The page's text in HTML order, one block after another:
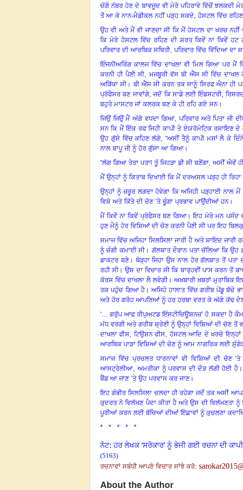
ਚੰਗੇ ਨੰਬਰ ਹੋਣ ਦੇ ਬਾਵਜੂਦ ਵੀ ਮੇਰੇ ਪਹਿਰਾਵੇ ਵਿੱਚੋਂ ਝਲਕਦੀ
ਤੋਂ ਆ ਕੇ ਨਾਨ-ਮੈਡੀਕਲ ਨਹੀਂ ਪੜ੍ਹ ਸਕਦੇ ਹੋਸਟਲ ਵਿੱਚ
ਉਹ ਵੀ ਅਤੇ ਮੈਂ ਵੀ ਜਾਣਦਾ ਸੀ ਕਿ ਮੈਂ ਹੋਸਟਲ ਦਾ ਖਰਚ ਨਹੀਂ
ਕਿ ਮੇਰੇ ਹੋਸਟਲ ਵਿੱਚ ਰਹਿਣ ਦੀ ਸ਼ਰਤ ਕਿਵੇਂ ਨਾ ਕਿਵੇਂ ਹਟ
ਪਰਿਵਾਰ ਦੀ ਆਰਥਿਕ ਸਥਿਤੀ, ਪਰਿਵਾਰ ਵਿੱਚ ਵਿੱਦਿਆ ਦਾ
ਇੰਜਨੀਅਰਿੰਗ ਕਾਲਜ ਵਿੱਚ ਦਾਖਲਾ ਵੀ ਮਿਲ ਗਿਆ ਪਰ
ਕਰਨੀ ਹੀ ਪੈਣੀ ਸੀ, ਮਜਬੂਰੀ ਵੱਸ ਬੀ ਐੱਸ ਸੀ ਵਿੱਚ
ਅੜਿੱਕਾ ਸੀ। ਬੀ ਐੱਸ ਸੀ ਕਰਨ ਤਕ ਸਾਨੂੰ ਸਿਰਫ ਐਨਾ ਹੀ
ਪ੍ਰੋਫੈਸਰ ਬਣ ਜਾਵਾਂਗੇ, ਜਦੋਂ ਕਿ ਸਾਡੇ ਲਈ ਇੰਡਸਟਰੀ,
ਬਹੁਤੇ ਮਾਸਟਰ ਜਾਂ ਕਲਰਕ ਬਣ ਕੇ ਹੀ ਰਹਿ ਗਏ ਸਨ।
ਜਿਉਂ ਜਿਉਂ ਮੈਂ ਅੱਗੇ ਵਧਦਾ ਗਿਆ, ਪਰਿਵਾਰ ਅਤੇ ਪਿਤਾ ਜੀ
ਸਨ ਕਿ ਮੈਂ ਇੱਕ ਰਫ ਜਿਹੀ ਕਾਪੀ ਤੇ ਏਯਰੋਮੇਟਿਕ ਰਸਾਇਣ
ਉਹ ਗੁੱਸੇ ਵਿੱਚ ਕਹਿਣ ਲੱਗੇ, “ਅਸੀਂ ਤੈਨੂੰ ਕਾਪੀ ਮਸਾਂ ਲੈ ਕੇ
ਨਾਲ ਬਾਪੂ ਜੀ ਨੂੰ ਹੋਰ ਗੁੱਸਾ ਆ ਗਿਆ।
“ਲੱਗ ਗਿਆ ਤੇਰਾ ਪਤਾ! ਤੂੰ ਜਿਹੜਾ ਡੀ ਸੀ ਬਣੇਂਗਾ ਅਸੀਂ ਐਵੇਂ
ਮੈਂ ਉਨ੍ਹਾਂ ਨੂੰ ਕਿਤਾਬ ਦਿਖਾਈ ਕਿ ਮੈਂ ਦਰਅਸਲ ਪੜ੍ਹ ਹੀ ਰਿਹਾ
ਉਨ੍ਹਾਂ ਨੂੰ ਜ਼ਰੂਰ ਲਗਦਾ ਹੋਵੇਗਾ ਕਿ ਅਜਿਹੀ ਪੜ੍ਹਾਈ ਨਾਲ
ਵਿਸ਼ੇ ਅਤੇ ਕਿੱਤੇ ਦੀ ਚੋਣ ’ਤੇ ਢੂੰਗਾ ਪ੍ਰਭਾਵ ਪਾਉਂਦੀਆਂ ਹਨ।
ਮੈਂ ਕਿਵੇਂ ਨਾ ਕਿਵੇਂ ਪ੍ਰੋਫੈਸਰ ਬਣ ਗਿਆ।ਇਹ ਮੇਰੇ ਮਨ ਪਸੰਦ
ਹੁਣ ਮੈਨੂੰ ਹੋਰ ਵਿਸ਼ਿਆਂ ਦੀ ਚੋਣ ਕਰਨੀ ਪੈਣੀ ਸੀ ਪਰ ਇਹ
ਸਮਾਜ ਵਿੱਚ ਅਜਿਹਾ ਸਿਲਸਿਲਾ ਜਾਰੀ ਹੈ ਅਤੇ ਸ਼ਾਇਦ ਜਾਰੀ
ਨੂੰ ਚੰਗੀ ਕਮਾਈ ਸੀ। ਗੱਲਬਾਤ ਦੌਰਾਨ ਪਤਾ ਚੱਲਿਆ ਕਿ ਉਹ
ਡਾਕਟਰ ਬਣੇ। ਥੋੜ੍ਹਾ ਜਿਹਾ ਉਸ ਨਾਲ ਹੋਰ ਗੱਲਬਾਤ ਤੋਂ
ਰਹੀ ਸੀ।ਉਸ ਦਾ ਵਿਚਾਰ ਸੀ ਕਿ ਬਾਰ੍ਹਵੀਂ ਪਾਸ ਕਰਨ ਤੋਂ
ਕੋਰਸ ਵਿੱਚ ਦਾਖਲਾ ਲੈ ਲਵੇਗੀ।ਅਖ਼ਬਾਰੀ ਖ਼ਬਰਾਂ ਮੁਤਾਬਿਕ
ਤਕ ਪਹੁੰਚ ਗਿਆ ਹੈ। ਅਜਿਹੇ ਹਾਲਾਤ ਵਿੱਚ ਗਰੀਬ ਪੇਂਡੂ ਬੱਚੇ
ਅਤੇ ਹੋਰ ਗਰੋਹ ਆਪਣਿਆਂ ਨੂੰ ਹਰ ਹਰਬਾ ਵਰਤ ਕੇ ਅੱਗੇ ਕੱਢ
‘... ਗਰੁੱਪ ਆਫ ਰੀਪੁਅਟਡ ਇੰਸਟੀਚਿਊਸ਼ਨਜ਼’ ਹੋ ਸਕਦਾ ਹੈ
ਮੱਧ ਵਰਗੀ ਅਤੇ ਗਰੀਬ ਸ਼੍ਰੇਣੀ ਨੂੰ ਉਨ੍ਹਾਂ ਵਿਸ਼ਿਆਂ ਦੀ ਚੋਣ ਤੋਂ
ਦਾਖਲਾ ਫੀਸ ਟਿਉਸ਼ਨ ਫੀਸ ਹੋਸਟਲ ਆਦਿ ਦੇ ਖਰਚੇ ਇਨ੍ਹਾਂ
ਆਰਥਿਕ ਪਾੜਾ ਵਿਸ਼ਿਆਂ ਦੀ ਚੋਣ ਨੂੰ ਆਮ ਨਾਗਰਿਕ ਲਈ
ਸਮਾਜ ਵਿੱਚ ਪ੍ਰਚਲਤ ਧਾਰਨਾਵਾਂ ਵੀ ਵਿਸ਼ਿਆਂ ਦੀ ਚੋਣ
ਆਸਟ੍ਰੇਲੀਆ, ਅਮਰੀਕਾ ਨੂੰ ਪਰਵਾਸ ਦੀ ਦੌੜ ਲੱਗੀ ਹੋਈ ਹੈ ।
ਬੈਂਡ ਆ ਜਾਣ ’ਤੇ ਉਹ ਪਰਵਾਸ ਕਰ ਜਾਣ।
ਇਹ ਗੰਭੀਰ ਸਿਲਸਿਲਾ ਚਲਦਾ ਹੀ ਰਹੇਗਾ ਜਦੋਂ ਤਕ ਅਸੀਂ
ਕੁਦਰਤ ਨੇ ਵਿਲੱਖਣ ਪੈਦਾ ਕੀਤਾ ਹੈ ਅਤੇ ਉਸ ਦੀ ਵਿਲੱਖਣਤਾ ਨੂੰ
ਪੂਰੀਆਂ ਕਰਨ ਲਈ ਬੱਚਿਆਂ ਦੀਆਂ ਇੱਛਾਵਾਂ ਨੂੰ ਕੁਚਲਣਾ
*
* * * *
ਨੋਟ: ਹਰ ਲੇਖਕ ‘ਸਰੋਕਾਰ’ ਨੂੰ ਭੇਜੀ ਗਈ ਰਚਨਾ ਦੀ
(5163)
ਰਚਨਾਵਾਂ ਸਬੰਧੀ ਆਪਣੇ ਵਿਚਾਰ ਸਾਂਝੇ ਕਰੋ:
About the Author